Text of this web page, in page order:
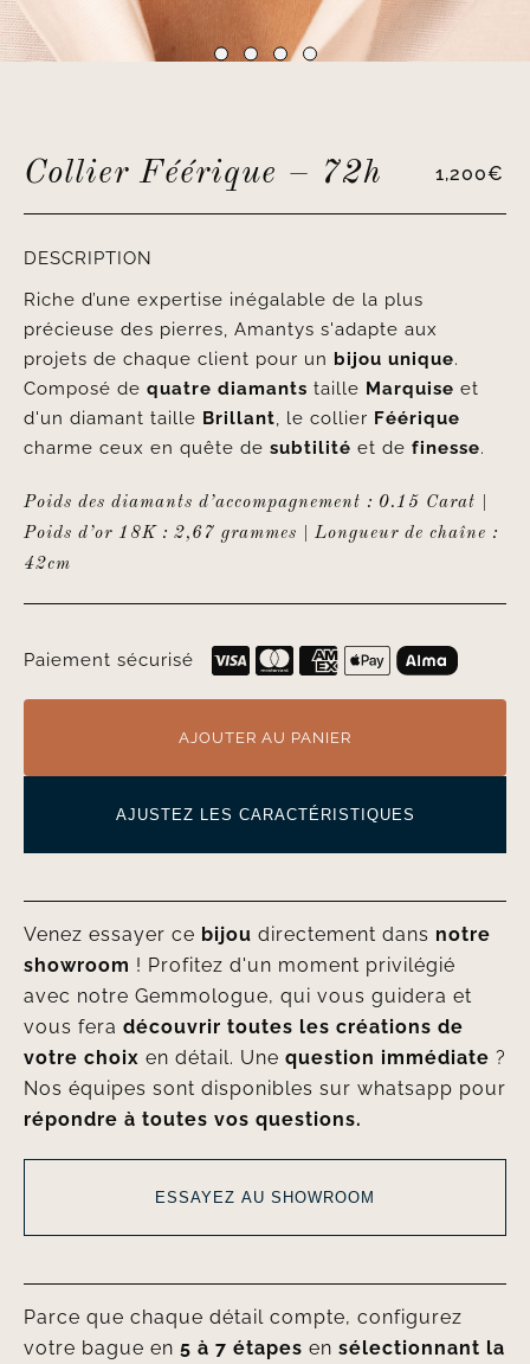
Collier Féérique – 72h 1,200€
DESCRIPTION
Riche d’une expertise inégalable de la plus
précieuse des pierres, Amantys s'adapte aux
projets de chaque client pour un bijou unique.
Composé de quatre diamants taille Marquise et
d'un diamant taille Brillant, le collier Féérique
charme ceux en quête de subtilité et de finesse.
Poids des diamants d’accompagnement : 0.15 Carat |
Poids d’or 18K : 2,67 grammes | Longueur de chaîne :
42cm
Paiement sécurisé
AJOUTER AU PANIER
AJUSTEZ LES CARACTÉRISTIQUES
Venez essayer ce bijou directement dans notre
showroom ! Profitez d'un moment privilégié
avec notre Gemmologue, qui vous guidera et
vous fera découvrir toutes les créations de
votre choix en détail. Une question immédiate ?
Nos équipes sont disponibles sur whatsapp pour
répondre à toutes vos questions.
ESSAYEZ AU SHOWROOM
Parce que chaque détail compte, configurez
votre bague en 5 à 7 étapes en sélectionnant la